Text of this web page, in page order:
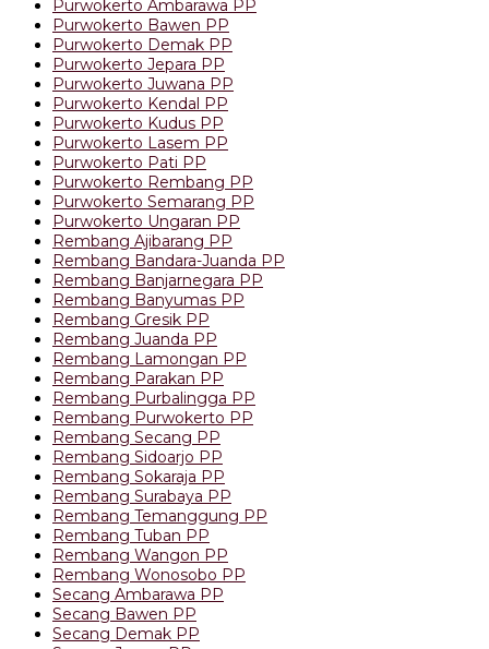
Purwokerto Ambarawa PP
Purwokerto Bawen PP
Purwokerto Demak PP
Purwokerto Jepara PP
Purwokerto Juwana PP
Purwokerto Kendal PP
Purwokerto Kudus PP
Purwokerto Lasem PP
Purwokerto Pati PP
Purwokerto Rembang PP
Purwokerto Semarang PP
Purwokerto Ungaran PP
Rembang Ajibarang PP
Rembang Bandara-Juanda PP
Rembang Banjarnegara PP
Rembang Banyumas PP
Rembang Gresik PP
Rembang Juanda PP
Rembang Lamongan PP
Rembang Parakan PP
Rembang Purbalingga PP
Rembang Purwokerto PP
Rembang Secang PP
Rembang Sidoarjo PP
Rembang Sokaraja PP
Rembang Surabaya PP
Rembang Temanggung PP
Rembang Tuban PP
Rembang Wangon PP
Rembang Wonosobo PP
Secang Ambarawa PP
Secang Bawen PP
Secang Demak PP